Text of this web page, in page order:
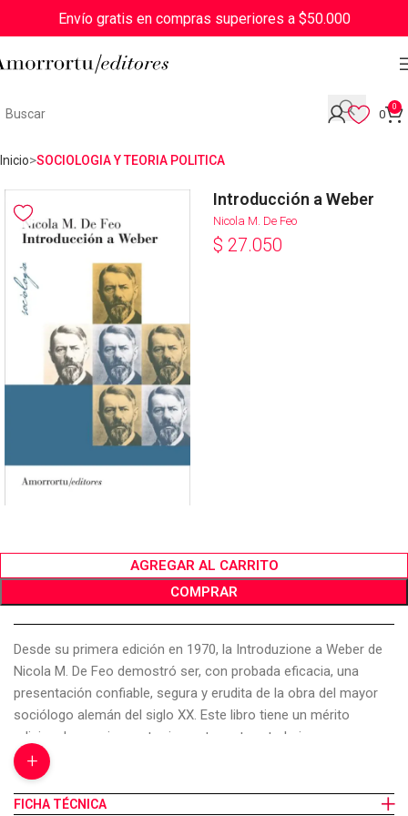
Envío gratis en compras superiores a $50.000
0
0
Inicio SOCIOLOGIA Y TEORIA POLITICA
Introducción a Weber
Nicola M. De Feo
$ 27.050
AGREGAR AL CARRITO
COMPRAR
Desde su primera edición en 1970, la Introduzione a Weber de
Nicola M. De Feo demostró ser, con probada eficacia, una
presentación confiable, segura y erudita de la obra del mayor
sociólogo alemán del siglo XX. Este libro tiene un mérito
adicional y propio: contrariamente a otros trabajos
introductorios que exponen las categorías weberianas sub
specie aeternitatis, o que se conforman con un capítulo de
referencias biográficas o “contextuales”, la exposisición de De
+
FICHA TÉCNICA